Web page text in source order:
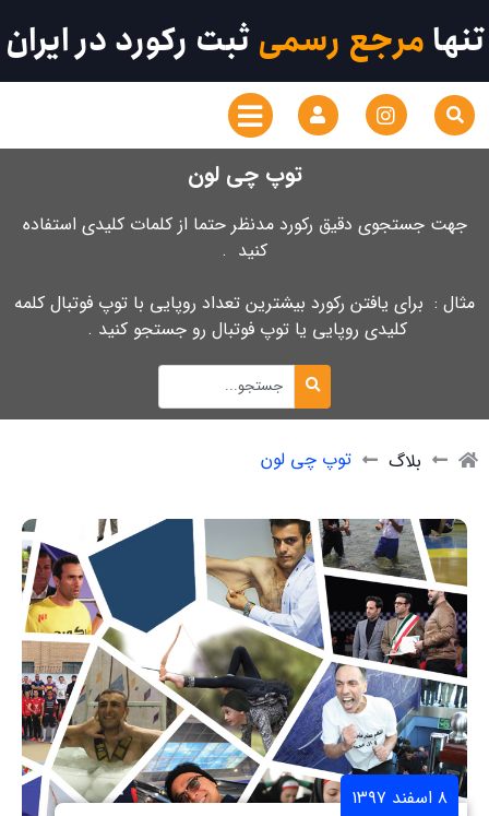
تنهامرجع رسمیثبت رکورد در ایران
توپ چی لون
جهت جستجوی دقیق رکورد مدنظر حتما از کلمات کلیدی استفاده
کنید .
مثال : برای یافتن رکورد بیشترین تعداد روپایی با توپ فوتبال کلمه
کلیدی روپایی یا توپ فوتبال رو جستجو کنید .
بلاگ توپ چی لون
۸ اسفند ۱۳۹۷